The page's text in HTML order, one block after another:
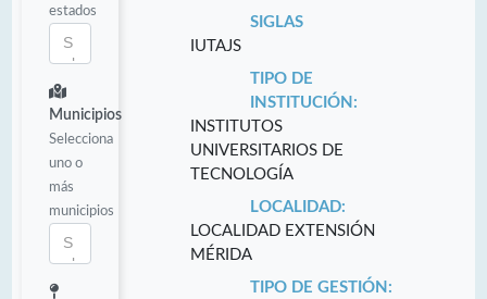
estados
Municipios
Selecciona
uno o
más
municipios
SIGLAS
IUTAJS
TIPO DE
INSTITUCIÓN:
INSTITUTOS
UNIVERSITARIOS DE
TECNOLOGÍA
LOCALIDAD:
LOCALIDAD EXTENSIÓN
MÉRIDA
TIPO DE GESTIÓN: